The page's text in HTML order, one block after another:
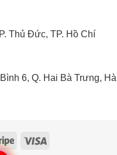
Thủ Đức, TP. Hồ Chí
6, Q. Hai Bà Trưng, Hà